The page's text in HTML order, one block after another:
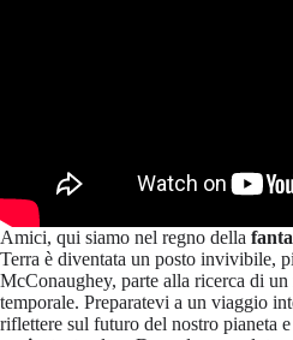
Amici, qui siamo nel regno della
Terra è diventata un posto invivibile,
McConaughey, parte alla ricerca di
temporale. Preparatevi a un viaggio
riflettere sul futuro del nostro pianeta e